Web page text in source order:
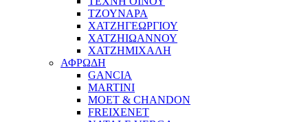
ΤΖΟΥΝΑΡΑ
ΧΑΤΖΗΓΕΩΡΓΙΟΥ
ΧΑΤΖΗΙΩΑΝΝΟΥ
ΧΑΤΖΗΜΙΧΑΛΗ
ΑΦΡΩΔΗ
GANCIA
MARTINI
MOET & CHANDON
FREIXENET